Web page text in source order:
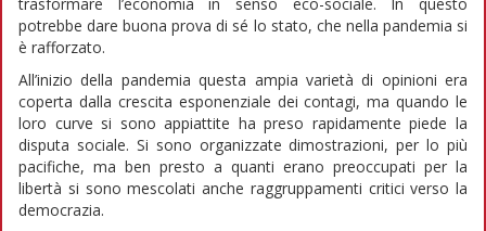
trasformare l’economia in senso eco-sociale. In questo
potrebbe dare buona prova di sé lo stato, che nella pandemia si
è rafforzato.
All’inizio della pandemia questa ampia varietà di opinioni era
coperta dalla crescita esponenziale dei contagi, ma quando le
loro curve si sono appiattite ha preso rapidamente piede la
disputa sociale. Si sono organizzate dimostrazioni, per lo più
pacifiche, ma ben presto a quanti erano preoccupati per la
libertà si sono mescolati anche raggruppamenti critici verso la
democrazia.